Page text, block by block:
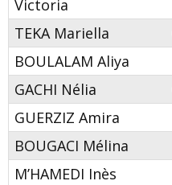
Victoria
TEKA Mariella
BOULALAM Aliya
GACHI Nélia
GUERZIZ Amira
BOUGACI Mélina
M’HAMEDI Inès